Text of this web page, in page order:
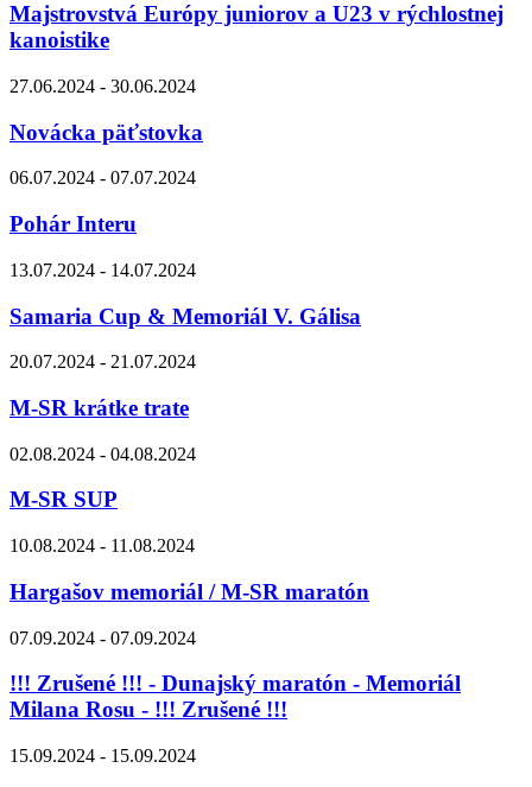
Majstrovstvá Európy juniorov a U23 v rýchlostnej
kanoistike
27.06.2024 - 30.06.2024
Novácka päťstovka
06.07.2024 - 07.07.2024
Pohár Interu
13.07.2024 - 14.07.2024
Samaria Cup & Memoriál V. Gálisa
20.07.2024 - 21.07.2024
M-SR krátke trate
02.08.2024 - 04.08.2024
M-SR SUP
10.08.2024 - 11.08.2024
Hargašov memoriál / M-SR maratón
07.09.2024 - 07.09.2024
!!! Zrušené !!! - Dunajský maratón - Memoriál
Milana Rosu - !!! Zrušené !!!
15.09.2024 - 15.09.2024